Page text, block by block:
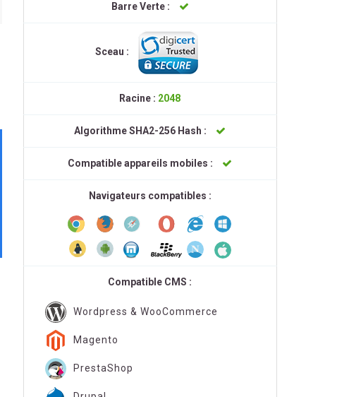
Barre Verte :
Sceau :
Racine : 2048
Algorithme SHA2-256 Hash :
Compatible appareils mobiles :
Navigateurs compatibles :
Compatible CMS :
Wordpress & WooCommerce
Magento
PrestaShop